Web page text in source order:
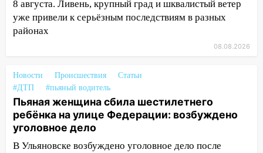
13:47 На Нижней Террасе мощным
ветром вырвало дерево с корнем
Сильный ветер сорвал крышу с
13:35
Непогода продолжает бить по
транспорту: в Ульяновске трамвай
сошёл с рельсов
13:22 Упавшие деревья перекрыли
дороги в Ульяновске: фото
8 августа. Ливень, крупный град и шквалистый ветер
уже привели к серьёзным последствиям в разных
районах
08.08.2026
Новости Происшествия
Статьи
#ДТП
#пьяный водитель
Пьяная женщина сбила шестилетнего
ребёнка на улице Федерации: возбуждено
уголовное дело
В Ульяновске возбуждено уголовное дело после